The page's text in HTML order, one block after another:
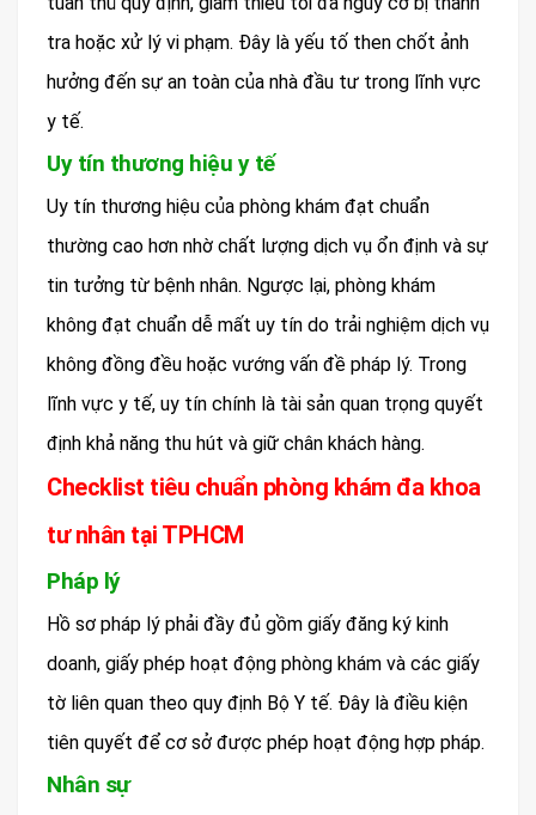
tra hoặc xử lý vi phạm. Đây là yếu tố then chốt ảnh
hưởng đến sự an toàn của nhà đầu tư trong lĩnh vực
y tế.
Uy tín thương hiệu y tế
Uy tín thương hiệu của phòng khám đạt chuẩn
thường cao hơn nhờ chất lượng dịch vụ ổn định và sự
tin tưởng từ bệnh nhân. Ngược lại, phòng khám
không đạt chuẩn dễ mất uy tín do trải nghiệm dịch vụ
không đồng đều hoặc vướng vấn đề pháp lý. Trong
lĩnh vực y tế, uy tín chính là tài sản quan trọng quyết
định khả năng thu hút và giữ chân khách hàng.
Checklist tiêu chuẩn phòng khám đa khoa
tư nhân tại TPHCM
Pháp lý
Hồ sơ pháp lý phải đầy đủ gồm giấy đăng ký kinh
doanh, giấy phép hoạt động phòng khám và các giấy
tờ liên quan theo quy định Bộ Y tế. Đây là điều kiện
tiên quyết để cơ sở được phép hoạt động hợp pháp.
Nhân sự